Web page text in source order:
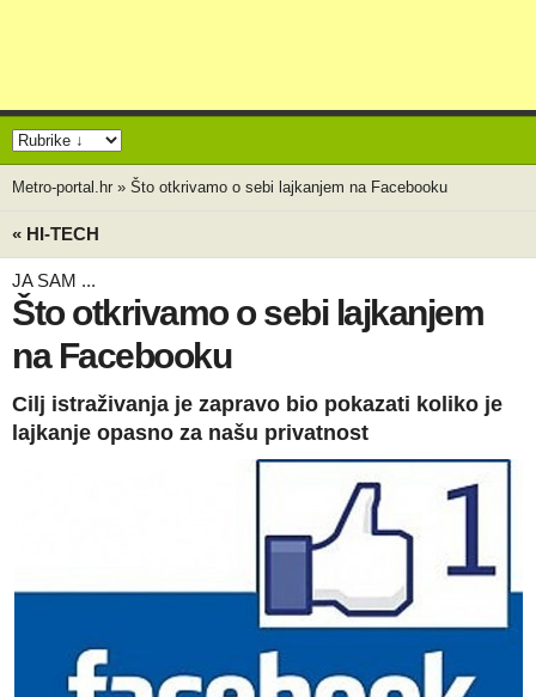
Metro-portal.hr » Što otkrivamo o sebi lajkanjem na Facebooku
« HI-TECH
JA SAM ...
Što otkrivamo o sebi lajkanjem
na Facebooku
Cilj istraživanja je zapravo bio pokazati koliko je
lajkanje opasno za našu privatnost